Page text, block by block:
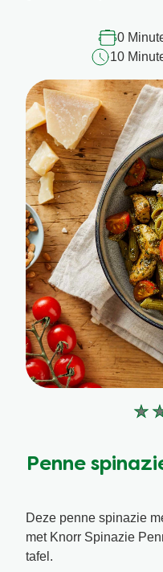
0
10
Penne
Deze penne spinazie
met Knorr Spinazie
tafel.